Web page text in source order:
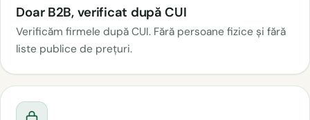
Doar B2B, verificat după CUI
Verificăm firmele după CUI. Fără persoane fizice și fără
liste publice de prețuri.